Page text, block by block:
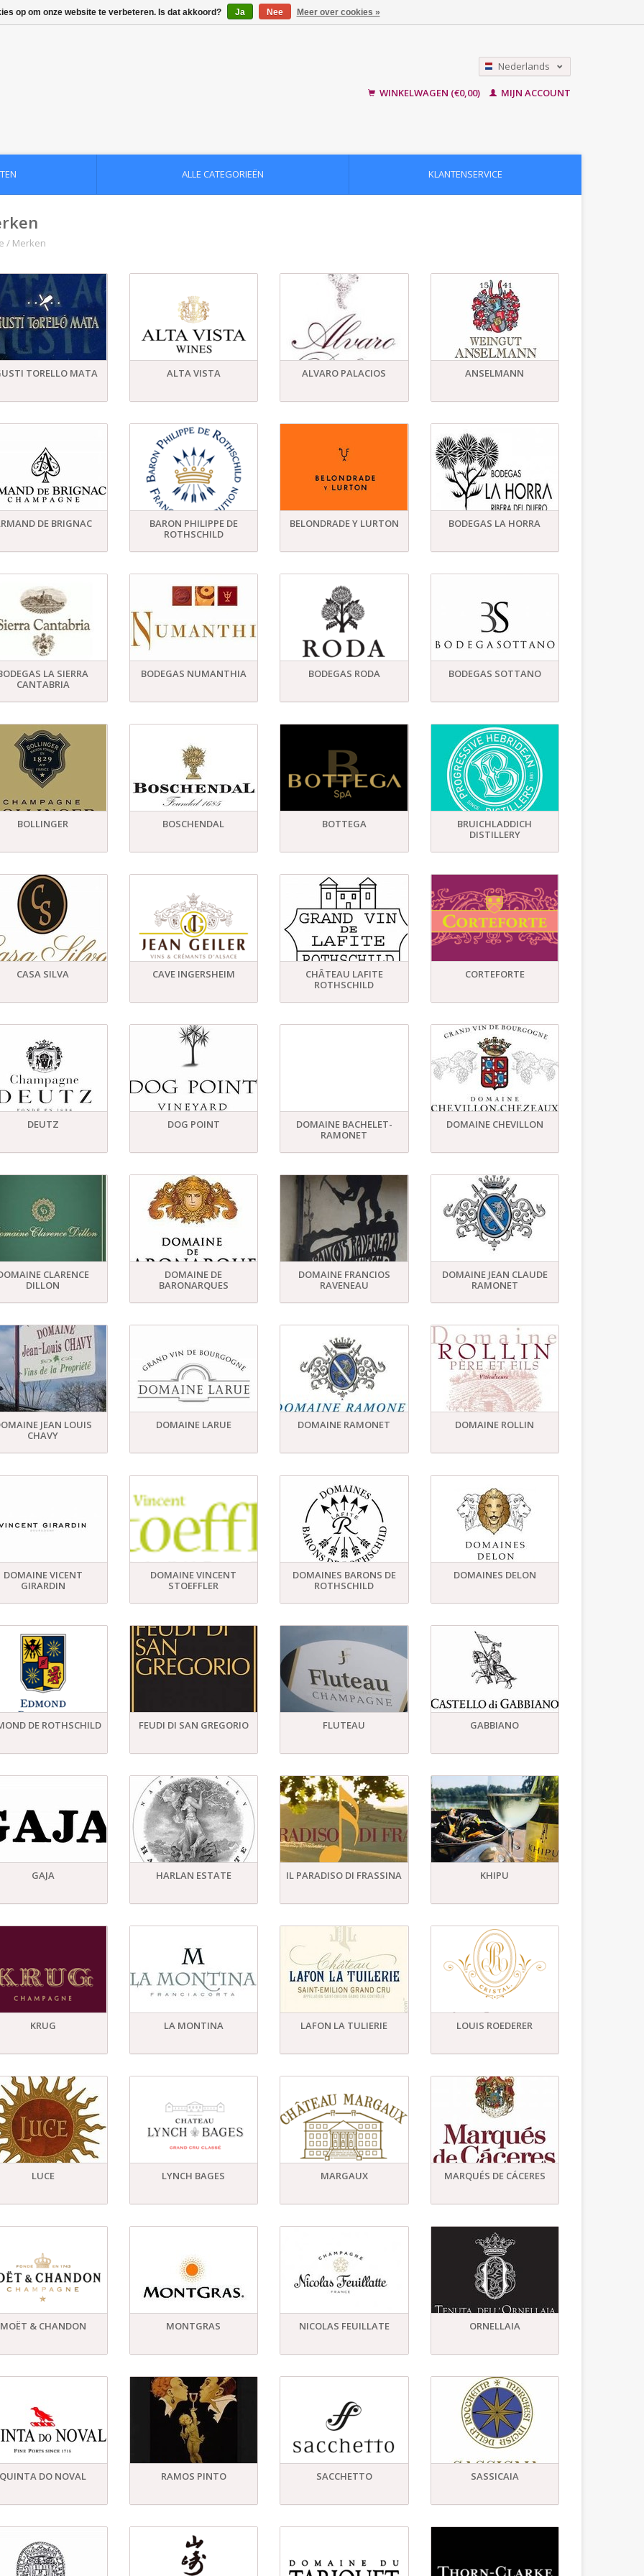
Nederlands
WINKELWAGEN (€0,00) MIJN ACCOUNT
ALLE CATEGORIEËN KLANTENSERVICE
/ Merken
TORELLO MATA ALTA VISTA ALVARO PALACIOS ANSELMANN
DE BRIGNAC
BARON PHILIPPE DE
ROTHSCHILD
BELONDRADE Y LURTON BODEGAS LA HORRA
LA SIERRA
CANTABRIA
BODEGAS NUMANTHIA BODEGAS RODA BODEGAS SOTTANO
BOLLINGER BOSCHENDAL BOTTEGA
BRUICHLADDICH
DISTILLERY
CASA SILVA CAVE INGERSHEIM
CHÂTEAU LAFITE
ROTHSCHILD
CORTEFORTE
DEUTZ DOG POINT
DOMAINE BACHELET-
RAMONET
DOMAINE CHEVILLON
CLARENCE
DILLON
DOMAINE DE
BARONARQUES
DOMAINE FRANCIOS
RAVENEAU
DOMAINE JEAN CLAUDE
RAMONET
JEAN LOUIS
CHAVY
DOMAINE LARUE DOMAINE RAMONET DOMAINE ROLLIN
DOMAINE VICENT
GIRARDIN
DOMAINE VINCENT
STOEFFLER
DOMAINES BARONS DE
ROTHSCHILD
DOMAINES DELON
DE ROTHSCHILD FEUDI DI SAN GREGORIO FLUTEAU GABBIANO
GAJA HARLAN ESTATE IL PARADISO DI FRASSINA KHIPU
KRUG LA MONTINA LAFON LA TULIERIE LOUIS ROEDERER
LUCE LYNCH BAGES MARGAUX MARQUÉS DE CÁCERES
MOËT & CHANDON MONTGRAS NICOLAS FEUILLATE ORNELLAIA
QUINTA DO NOVAL RAMOS PINTO SACCHETTO SASSICAIA
op om onze website te verbeteren. Is dat akkoord? Ja Nee Meer over cookies »